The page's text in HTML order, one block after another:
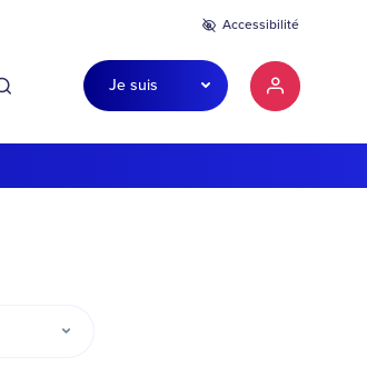
Recherche Je suis Mon compte
Accessibilité